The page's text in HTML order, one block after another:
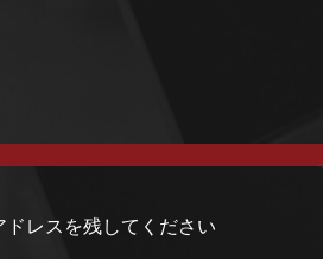
レスを残してください